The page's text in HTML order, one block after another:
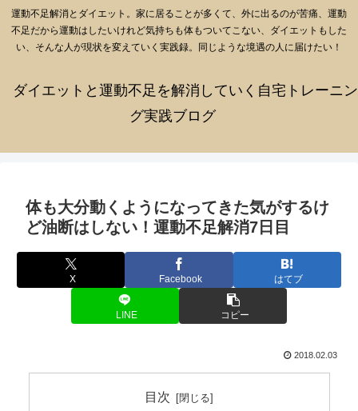
運動不足解消とダイエット。家に居ることが多くて、外に出るのが苦痛、運動
不足だから運動はしたいけれど気持ちも体もついてこない、ダイエットもした
い、そんな人が現状を変えていく実践録。同じような境遇の人に届けたい！
ダイエットと運動不足を解消していく自宅トレーニン
グ実践ブログ
体も大分動くようになってきた気がするけ
ど油断はしない！運動不足解消7日目
X Facebook はてブ
LINE コピー
2018.02.03
目次